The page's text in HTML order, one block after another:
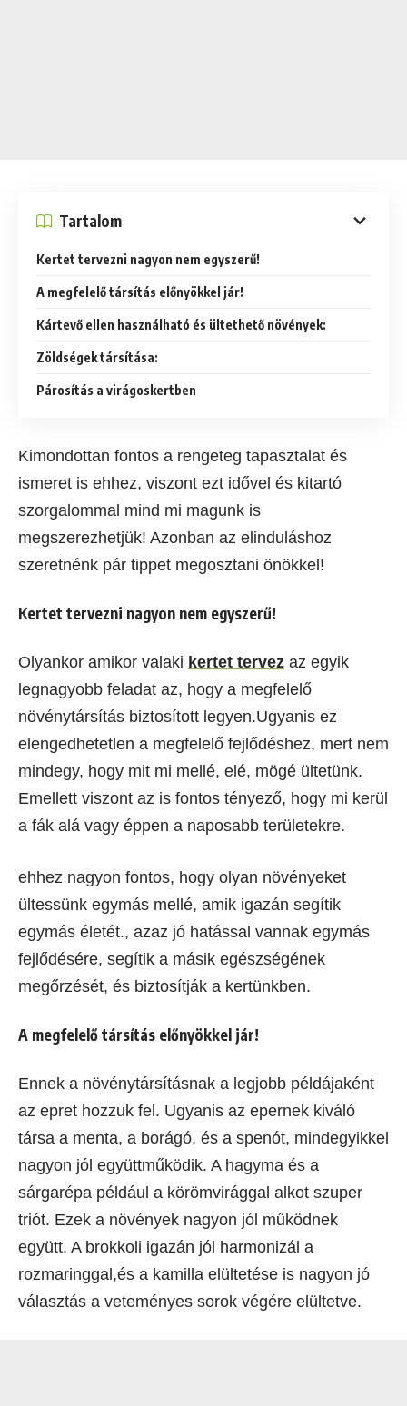
Tartalom
Kertet tervezni nagyon nem egyszerű!
A megfelelő társítás előnyökkel jár!
Kártevő ellen használható és ültethető növények:
Zöldségek társítása:
Párosítás a virágoskertben
Kimondottan fontos a rengeteg tapasztalat és
ismeret is ehhez, viszont ezt idővel és kitartó
szorgalommal mind mi magunk is
megszerezhetjük! Azonban az elinduláshoz
szeretnénk pár tippet megosztani önökkel!
Kertet tervezni nagyon nem egyszerű!
Olyankor amikor valaki kertet tervez az egyik
legnagyobb feladat az, hogy a megfelelő
növénytársítás biztosított legyen.Ugyanis ez
elengedhetetlen a megfelelő fejlődéshez, mert nem
mindegy, hogy mit mi mellé, elé, mögé ültetünk.
Emellett viszont az is fontos tényező, hogy mi kerül
a fák alá vagy éppen a naposabb területekre.
ehhez nagyon fontos, hogy olyan növényeket
ültessünk egymás mellé, amik igazán segítik
egymás életét., azaz jó hatással vannak egymás
fejlődésére, segítik a másik egészségének
megőrzését, és biztosítják a kertünkben.
A megfelelő társítás előnyökkel jár!
Ennek a növénytársításnak a legjobb példájaként
az epret hozzuk fel. Ugyanis az epernek kiváló
társa a menta, a borágó, és a spenót, mindegyikkel
nagyon jól együttműködik. A hagyma és a
sárgarépa például a körömvirággal alkot szuper
triót. Ezek a növények nagyon jól működnek
együtt. A brokkoli igazán jól harmonizál a
rozmaringgal,és a kamilla elültetése is nagyon jó
választás a veteményes sorok végére elültetve.